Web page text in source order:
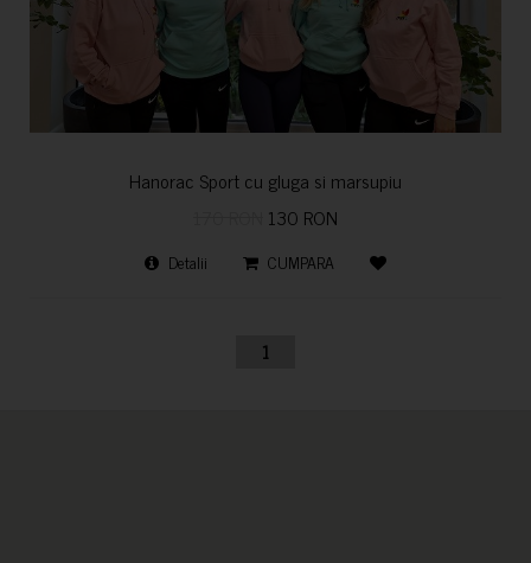
Hanorac Sport cu gluga si marsupiu
130 RON
Detalii CUMPARA
1